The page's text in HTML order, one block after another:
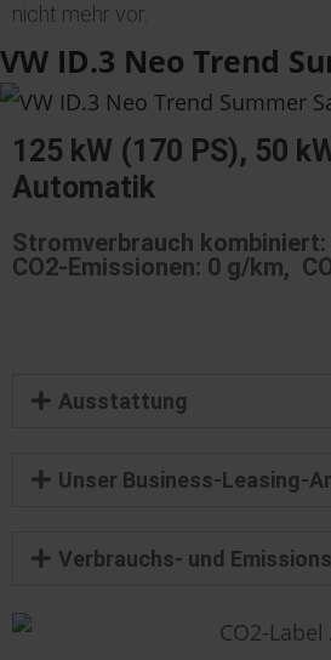
nicht mehr vor.
VW ID.3 Neo Trend
125 kW (170 PS), 50
Automatik
Stromverbrauch kombiniert:
CO2-Emissionen: 0 g/km,
Ausstattung
Unser Business-Leasing-
Verbrauchs- und